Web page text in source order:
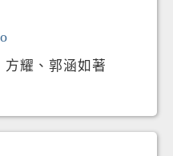
方耀、郭涵如著